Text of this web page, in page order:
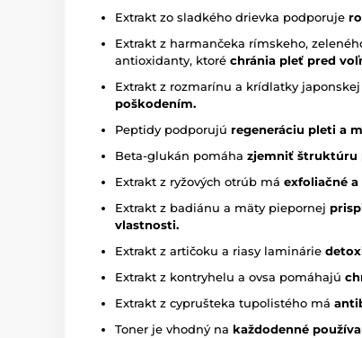
Extrakt zo sladkého drievka podporuje
Extrakt z harmančeka rímskeho,
antioxidanty, ktoré chránia pleť pred
Extrakt z rozmarínu a krídlatky japonskej
poškodením.
Peptidy podporujú regeneráciu pleti a
Beta-glukán pomáha zjemniť štruktúru
Extrakt z ryžových otrúb má exfoliačné
Extrakt z badiánu a mäty piepornej
vlastnosti.
Extrakt z artičoku a riasy laminárie
Extrakt z kontryhelu a ovsa pomáhajú
Extrakt z cyprušteka tupolistého má
Toner je vhodný na každodenné